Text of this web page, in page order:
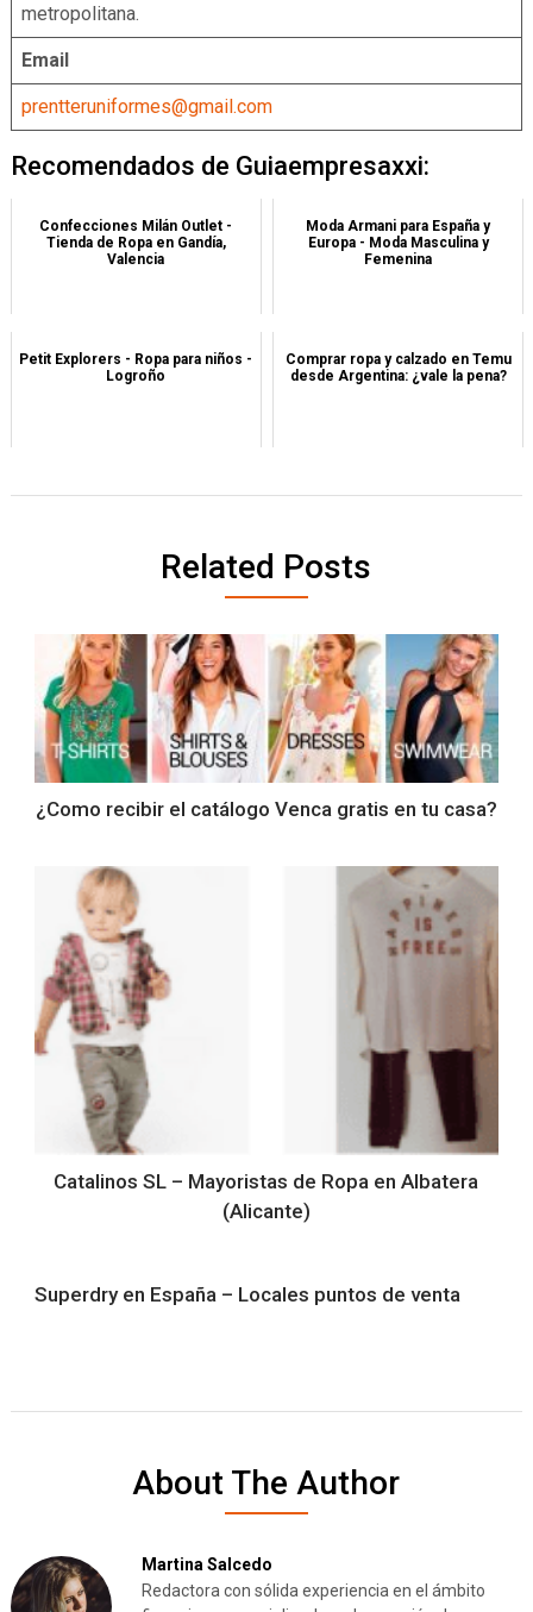
metropolitana.
Email
prentteruniformes@gmail.com
Recomendados de Guiaempresaxxi:
Confecciones Milán Outlet -
Tienda de Ropa en Gandía,
Valencia
Moda Armani para España y
Europa - Moda Masculina y
Femenina
Petit Explorers - Ropa para niños -
Logroño
Comprar ropa y calzado en Temu
desde Argentina: ¿vale la pena?
Related Posts
¿Como recibir el catálogo Venca gratis en tu casa?
Catalinos SL – Mayoristas de Ropa en Albatera
(Alicante)
Superdry en España – Locales puntos de venta
About The Author
Martina Salcedo
Redactora con sólida experiencia en el ámbito